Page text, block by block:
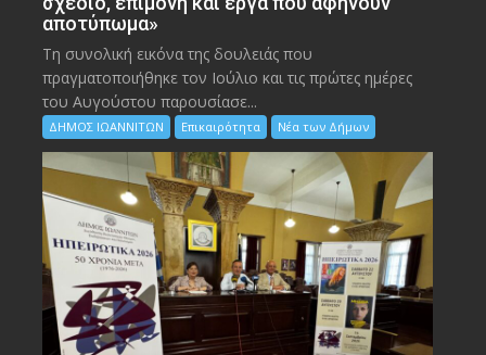
αποτύπωμα»
Τη συνολική εικόνα της δουλειάς που
πραγματοποιήθηκε τον Ιούλιο και τις πρώτες ημέρες
του Αυγούστου παρουσίασε...
ΔΗΜΟΣ ΙΩΑΝΝΙΤΩΝ Επικαιρότητα Νέα των Δήμων